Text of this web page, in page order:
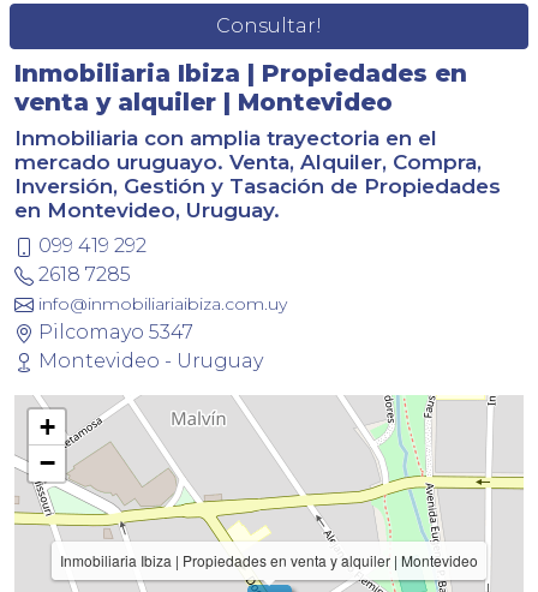
Inmobiliaria Ibiza | Propiedades en
venta y alquiler | Montevideo
Inmobiliaria con amplia trayectoria en el
mercado uruguayo. Venta, Alquiler, Compra,
Inversión, Gestión y Tasación de Propiedades
en Montevideo, Uruguay.
099 419 292
2618 7285
info@inmobiliariaibiza.com.uy
Pilcomayo 5347
Montevideo - Uruguay
Inmobiliaria Ibiza | Propiedades en venta y alquiler | Montevideo
+
−